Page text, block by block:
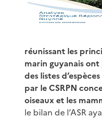
réunissant les
marin guyanais ont
des listes
par le CSRPN
oiseaux et les
le bilan de l’ASR